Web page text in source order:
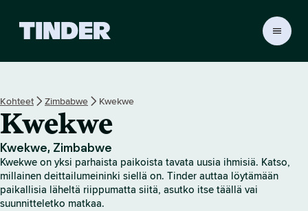
r
l
o
i
Kohteet Zimbabwe Kwekwe
Kwekwe
Kwekwe, Zimbabwe
Kwekwe on yksi parhaista paikoista tavata uusia ihmisiä. Katso,
millainen deittailumeininki siellä on. Tinder auttaa löytämään
paikallisia läheltä riippumatta siitä, asutko itse täällä vai
suunnitteletko matkaa.